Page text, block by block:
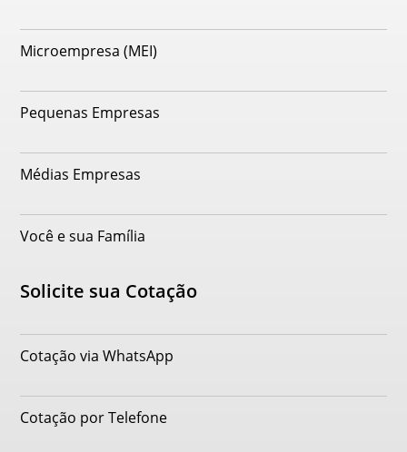
Microempresa (MEI)
Pequenas Empresas
Médias Empresas
Você e sua Família
Solicite sua Cotação
Cotação via WhatsApp
Cotação por Telefone